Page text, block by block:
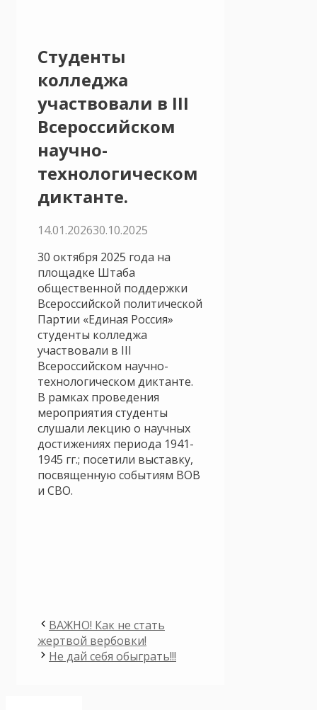
Студенты
колледжа
участвовали в III
Всероссийском
научно-
технологическом
диктанте.
14.01.202630.10.2025
30 октября 2025 года на
площадке Штаба
общественной поддержки
Всероссийской политической
Партии «Единая Россия»
студенты колледжа
участвовали в III
Всероссийском научно-
технологическом диктанте.
В рамках проведения
мероприятия студенты
слушали лекцию о научных
достижениях периода 1941-
1945 гг.; посетили выставку,
посвященную событиям ВОВ
и СВО.
ВАЖНО! Как не стать
жертвой вербовки!
Не дай себя обыграть!!!